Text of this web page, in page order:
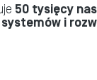
50 tysięcy
systemów i